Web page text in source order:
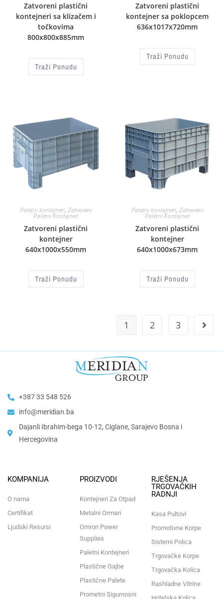
Zatvoreni plastični
kontejneri sa klizačem i
točkovima
800x800x885mm
Traži Ponudu
Zatvoreni plastični
kontejner sa poklopcem
636x1017x720mm
Traži Ponudu
Paletni kontejneri, Zatvoreni
Paletni Kontejneri
Zatvoreni plastični
kontejner
640x1000x550mm
Traži Ponudu
Paletni kontejneri, Zatvoreni
Paletni Kontejneri
Zatvoreni plastični
kontejner
640x1000x673mm
Traži Ponudu
1 2 3
+387 33 548 526
info@meridian.ba
Dajanli Ibrahim-bega 10-12, Ciglane, Sarajevo Bosna i
Hercegovina​
KOMPANIJA
O nama
Certifikat
Ljudski Resursi
PROIZVODI
Kontejneri Za Otpad
Metalni Ormari
Omron Power
Supplies
Paletni Kontejneri
Plastične Gajbe
Plastične Palete
Prometni Sigurnosni
RJEŠENJA
TRGOVAČKIH
RADNJI
Kasa Pultovi
Promotivne Korpe
Sistemi Polica
Trgovačke Korpe
Trgovačka Kolica
Rashladne Vitrine